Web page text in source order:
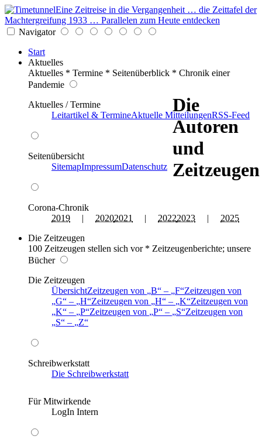
Eine Zeitreise in die Vergangenheit … die Zeittafel der
Machtergreifung 1933 … Parallelen zum Heute entdecken
Navigator
Start
Aktuelles
Aktuelles * Termine * Seitenüberblick * Chronik einer
Pandemie
Aktuelles / Termine
Leitartikel & TermineAktuelle MitteilungenRSS-Feed
Seitenübersicht
SitemapImpressumDatenschutz
Corona-Chronik
2019 | 20202021 | 20222023 | 2025
Die Zeitzeugen
100 Zeitzeugen stellen sich vor * Zeitzeugenberichte; unsere
Bücher
Die Zeitzeugen
ÜbersichtZeitzeugen von B – F Zeitzeugen von
G
– H Zeitzeugen von H – K Zeitzeugen von
K
– P Zeitzeugen von P – S Zeitzeugen von
S
– Z
Schreibwerkstatt
Die Schreibwerkstatt
Für Mitwirkende
LogIn Intern
Die
Autoren
und
Zeitzeugen